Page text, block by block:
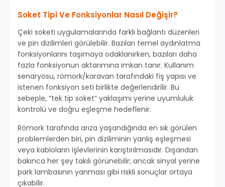
Soket Tipi Ve Fonksiyonlar Nasıl Değişir?
Çeki soketi uygulamalarında farklı bağlantı düzenleri
ve pin dizilimleri görülebilir. Bazıları temel aydınlatma
fonksiyonlarını taşımaya odaklanırken, bazıları daha
fazla fonksiyonun aktarımına imkan tanır. Kullanım
senaryosu, römork/karavan tarafındaki fiş yapısı ve
istenen fonksiyon seti birlikte değerlendirilir. Bu
sebeple, “tek tip soket” yaklaşımı yerine uyumluluk
kontrolü ve doğru eşleşme hedeflenir.
Römork tarafında arıza yaşandığında en sık görülen
problemlerden biri, pin diziliminin yanlış eşleşmesi
veya kabloların işlevlerinin karıştırılmasıdır. Dışarıdan
bakınca her şey takılı görünebilir; ancak sinyal yerine
park lambasının yanması gibi riskli sonuçlar ortaya
çıkabilir.